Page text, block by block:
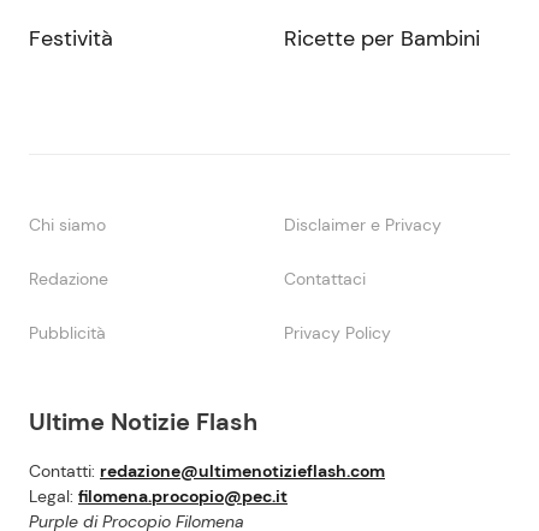
Ultime Notizie Flash
Contatti: redazione@ultimenotizieflash.com
Legal: filomena.procopio@pec.it
Purple di Procopio Filomena
Festività Ricette per Bambini
Chi siamo Disclaimer e Privacy
Redazione Contattaci
Pubblicità Privacy Policy